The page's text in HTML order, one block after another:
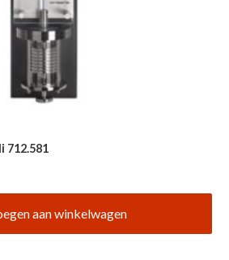
712.581
aan winkelwagen